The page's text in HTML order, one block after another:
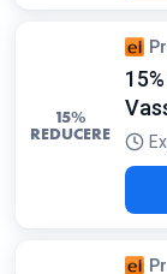
15%
REDUCERE